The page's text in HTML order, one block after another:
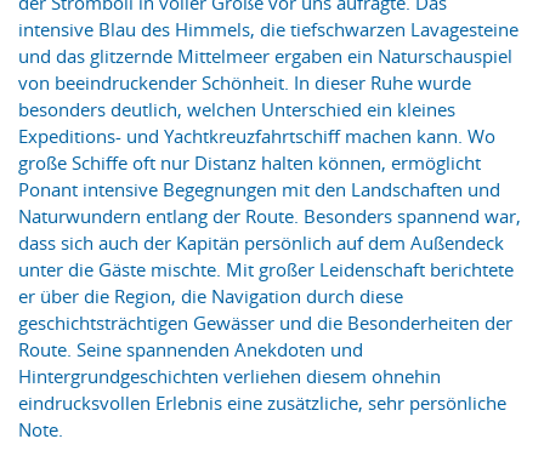
intensive Blau des Himmels, die tiefschwarzen Lavagesteine
und das glitzernde Mittelmeer ergaben ein Naturschauspiel
von beeindruckender Schönheit. In dieser Ruhe wurde
besonders deutlich, welchen Unterschied ein kleines
Expeditions- und Yachtkreuzfahrtschiff machen kann. Wo
große Schiffe oft nur Distanz halten können, ermöglicht
Ponant intensive Begegnungen mit den Landschaften und
Naturwundern entlang der Route. Besonders spannend war,
dass sich auch der Kapitän persönlich auf dem Außendeck
unter die Gäste mischte. Mit großer Leidenschaft berichtete
er über die Region, die Navigation durch diese
geschichtsträchtigen Gewässer und die Besonderheiten der
Route. Seine spannenden Anekdoten und
Hintergrundgeschichten verliehen diesem ohnehin
eindrucksvollen Erlebnis eine zusätzliche, sehr persönliche
Note.